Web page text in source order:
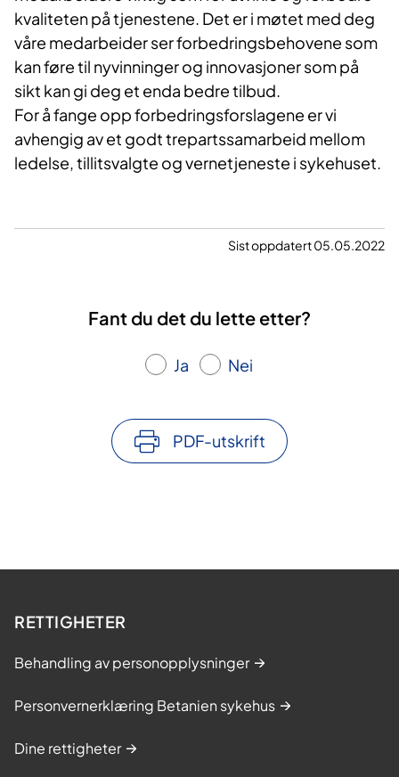
kvaliteten på tjenestene. Det er i møtet med deg
våre medarbeider ser forbedringsbehovene som
kan føre til nyvinninger og innovasjoner som på
sikt kan gi deg et enda bedre tilbud.
For å fange opp forbedringsforslagene er vi
avhengig av et godt trepartssamarbeid mellom
ledelse, tillitsvalgte og vernetjeneste i sykehuset.
Sist oppdatert 05.05.2022
Fant du det du lette etter?
Ja Nei
PDF-utskrift
RETTIGHETER
Behandling av personopplysninger
Personvernerklæring Betanien sykehus
Dine rettigheter